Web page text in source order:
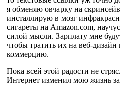
я обменяю овчарку на
инсталлирую в мозг
сигареты на Amazon.com,
силой мысли. Зарплату мне
чтобы тратить их на веб-
коммерцию.
Пока всей этой радости не
Интернет изменил мою жизнь